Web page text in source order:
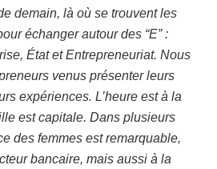
demain, là où se trouvent les
échanger autour des “E” :
État et Entrepreneuriat. Nous
venus présenter leurs
expériences. L’heure est à la
est capitale. Dans plusieurs
des femmes est remarquable,
bancaire, mais aussi à la